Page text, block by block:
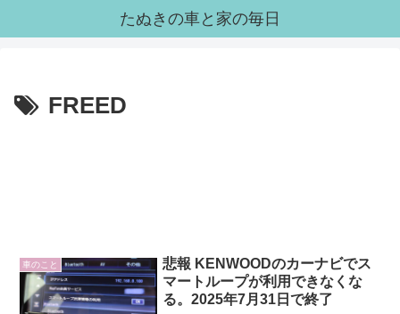
たぬきの車と家の毎日
FREED
車のこと
悲報 KENWOODのカーナビでス
マートループが利用できなくな
る。2025年7月31日で終了